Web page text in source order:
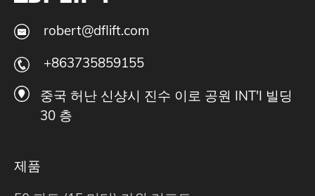
robert@dflift.com
+863735859155
중국 허난 신샹시 진수 이로 공원 INT'I 빌딩
30 층
제품